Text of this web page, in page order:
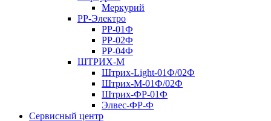
Меркурий
РР-Электро
РР-01Ф
РР-02Ф
РР-04Ф
ШТРИХ-М
Штрих-Light-01Ф/02Ф
Штрих-М-01Ф/02Ф
Штрих-ФР-01Ф
Элвес-ФР-Ф
Сервисный центр